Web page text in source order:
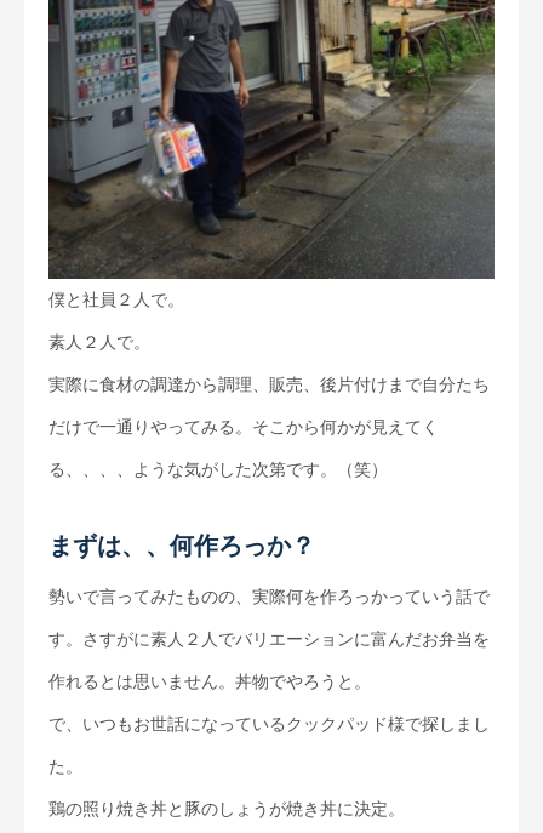
僕と社員２人で。
素人２人で。
実際に食材の調達から調理、販売、後片付けまで自分たち
だけで一通りやってみる。そこから何かが見えてく
る、、、、ような気がした次第です。（笑）
まずは、、何作ろっか？
勢いで言ってみたものの、実際何を作ろっかっていう話で
す。さすがに素人２人でバリエーションに富んだお弁当を
作れるとは思いません。丼物でやろうと。
で、いつもお世話になっているクックパッド様で探しまし
た。
鶏の照り焼き丼と豚のしょうが焼き丼に決定。